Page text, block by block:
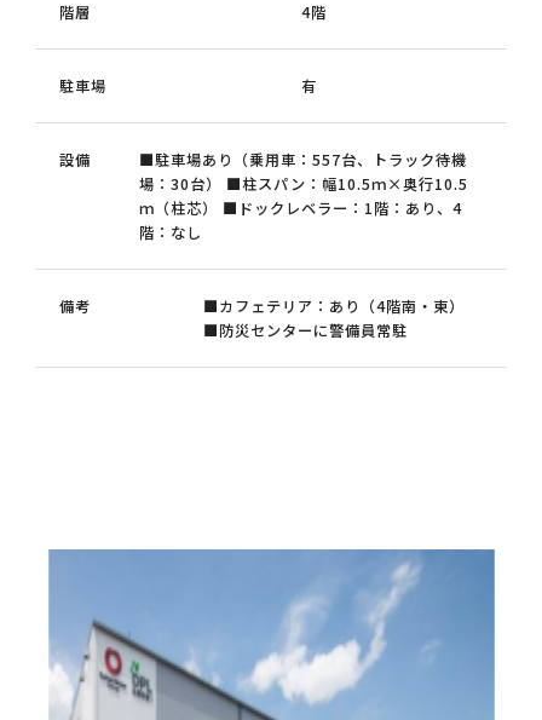
階層 4階
駐車場 有
設備
■駐車場あり（乗用車：557台、トラック待機
場：30台） ■柱スパン：幅10.5ｍ×奥行10.5
ｍ（柱芯） ■ドックレベラー：1階：あり、4
階：なし
備考
■カフェテリア：あり（4階南・東）
■防災センターに警備員常駐